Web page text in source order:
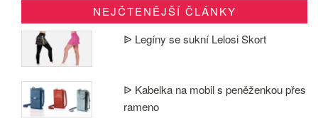
NEJČTENĚJŠÍ ČLÁNKY
ᐉ Legíny se sukní Lelosi Skort
ᐉ Kabelka na mobil s peněženkou přes
rameno